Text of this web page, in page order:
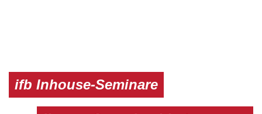
ifb Inhouse-Seminare